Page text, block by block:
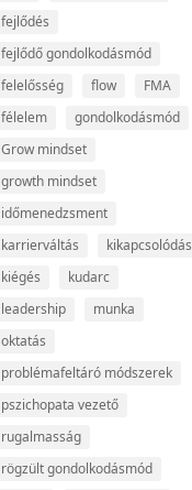
fejlődés
fejlődő gondolkodásmód
felelősség
flow
FMA
félelem
gondolkodásmód
Grow mindset
growth mindset
időmenedzsment
karrierváltás
kikapcsolódás
kiégés
kudarc
leadership
munka
oktatás
problémafeltáró módszerek
pszichopata vezető
rugalmasság
rögzült gondolkodásmód